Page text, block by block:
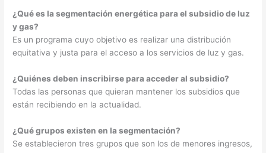
¿Qué es la segmentación energética para el subsidio de luz
y gas?
Es un programa cuyo objetivo es realizar una distribución
equitativa y justa para el acceso a los servicios de luz y gas.
¿Quiénes deben inscribirse para acceder al subsidio?
Todas las personas que quieran mantener los subsidios que
están recibiendo en la actualidad.
¿Qué grupos existen en la segmentación?
Se establecieron tres grupos que son los de menores ingresos,